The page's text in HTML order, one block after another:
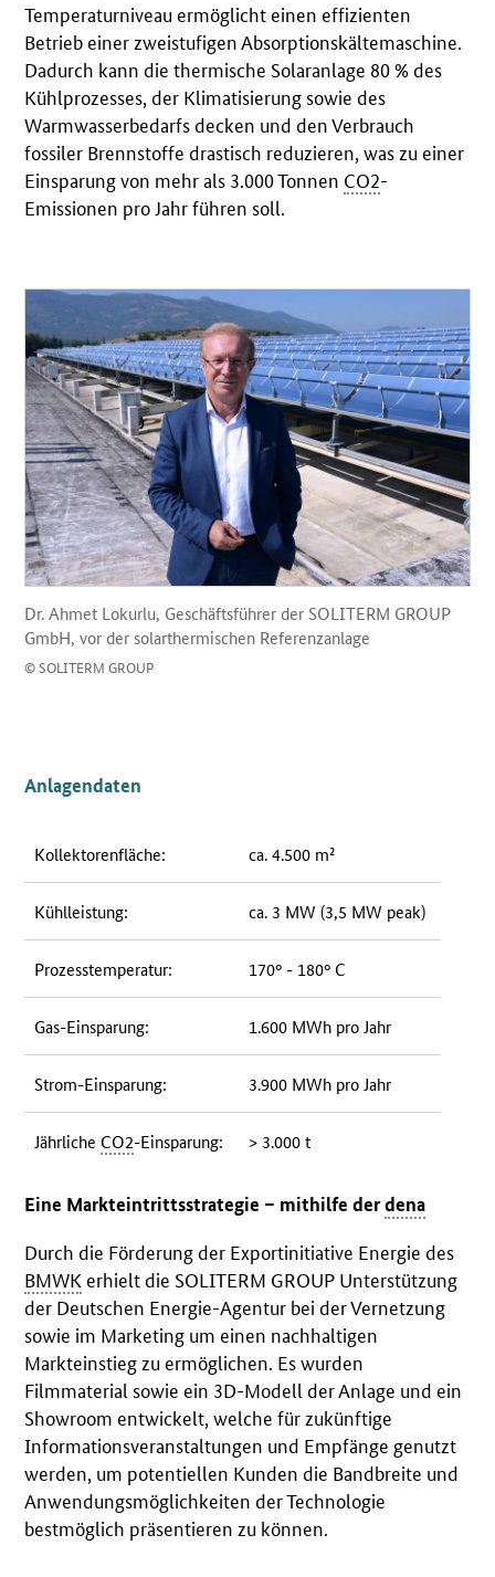
Temperaturniveau ermöglicht einen effizienten
Betrieb einer zweistufigen Absorptionskältemaschine.
Dadurch kann die thermische Solaranlage 80 % des
Kühlprozesses, der Klimatisierung sowie des
Warmwasserbedarfs decken und den Verbrauch
fossiler Brennstoffe drastisch reduzieren, was zu einer
Einsparung von mehr als 3.000 Tonnen CO2-
Emissionen pro Jahr führen soll.
Dr. Ahmet Lokurlu, Geschäftsführer der SOLITERM GROUP
GmbH, vor der solarthermischen Referenzanlage
© SOLITERM GROUP
Anlagendaten
Kollektorenfläche: ca. 4.500 m²
Kühlleistung: ca. 3 MW (3,5 MW peak)
Prozesstemperatur: 170° - 180° C
Gas-Einsparung: 1.600 MWh pro Jahr
Strom-Einsparung: 3.900 MWh pro Jahr
Jährliche CO2-Einsparung: > 3.000 t
Eine Markteintrittsstrategie – mithilfe derdena
Durch die Förderung der Exportinitiative Energie des
BMWK erhielt die SOLITERM GROUP Unterstützung
der Deutschen Energie-Agentur bei der Vernetzung
sowie im Marketing um einen nachhaltigen
Markteinstieg zu ermöglichen. Es wurden
Filmmaterial sowie ein 3D-Modell der Anlage und ein
Showroom entwickelt, welche für zukünftige
Informationsveranstaltungen und Empfänge genutzt
werden, um potentiellen Kunden die Bandbreite und
Anwendungsmöglichkeiten der Technologie
bestmöglich präsentieren zu können.